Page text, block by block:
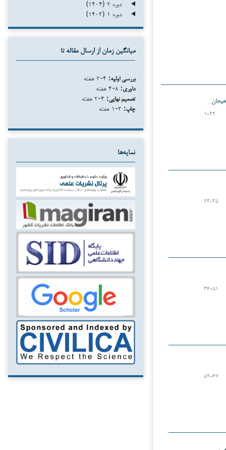
۱-۲۲
۲۳-۳۵
۳۶-۵۱
۵۲-۶۷
دوره ۲ (۱۴۰۴)
دوره ۱ (۱۴۰۳)
میانگین زمان از ارسال مقاله تا
بررسی اولیه:
داوری:
تصمیم نهایی:
چاپ:
نمایه‌ها